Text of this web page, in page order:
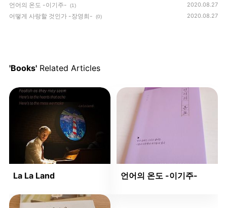
언어의 온도 -이기주- (1) 2020.08.27
어떻게 사랑할 것인가 -장영희- (0) 2020.08.27
'Books' Related Articles
La La Land 언어의 온도 -이기주-